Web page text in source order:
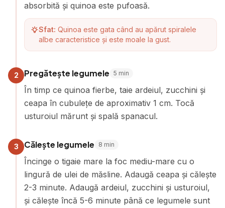
absorbită și quinoa este pufoasă.
Sfat: Quinoa este gata când au apărut spiralele
albe caracteristice și este moale la gust.
2 Pregătește legumele 5 min
În timp ce quinoa fierbe, taie ardeiul, zucchini și
ceapa în cubulețe de aproximativ 1 cm. Tocă
usturoiul mărunt și spală spanacul.
3 Călește legumele 8 min
Încinge o tigaie mare la foc mediu-mare cu o
lingură de ulei de măsline. Adaugă ceapa și călește
2-3 minute. Adaugă ardeiul, zucchini și usturoiul,
și călește încă 5-6 minute până ce legumele sunt